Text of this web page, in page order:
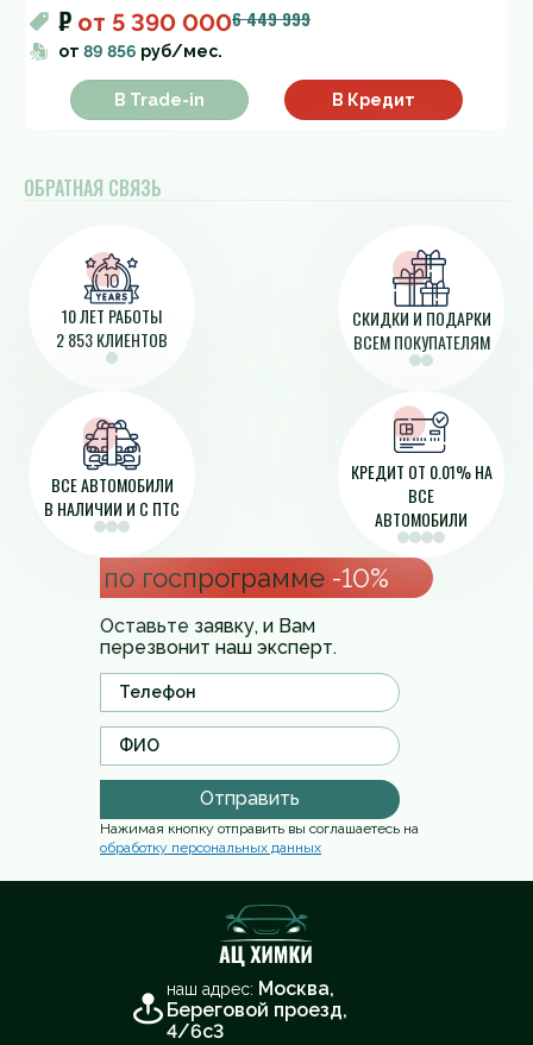
₽ от 5 390 0006 449 999
от 89 856 руб/мес.
В Trade-in В Кредит
ОБРАТНАЯ СВЯЗЬ
по госпрограмме -10%
Оставьте заявку, и Вам
перезвонит наш эксперт.
Отправить
Нажимая кнопку отправить вы соглашаетесь на
обработку персональных данных
10 ЛЕТ РАБОТЫ
2 853 КЛИЕНТОВ
СКИДКИ И ПОДАРКИ
ВСЕМ ПОКУПАТЕЛЯМ
ВСЕ АВТОМОБИЛИ
В НАЛИЧИИ И С ПТС
КРЕДИТ ОТ 0.01% НА
ВСЕ
АВТОМОБИЛИ
наш адрес: Москва,
Береговой проезд,
4/6с3